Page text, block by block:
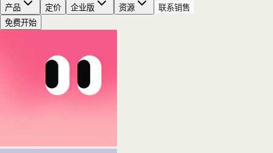
产品 定价 企业版 资源
联系销售
免费开始